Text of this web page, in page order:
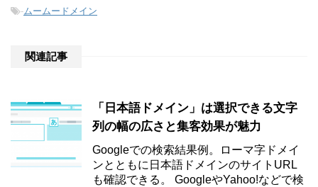
-ムームードメイン
関連記事
「日本語ドメイン」は選択できる文字
列の幅の広さと集客効果が魅力
Googleでの検索結果例。ローマ字ドメイ
ンとともに日本語ドメインのサイトURL
も確認できる。 GoogleやYahoo!などで検